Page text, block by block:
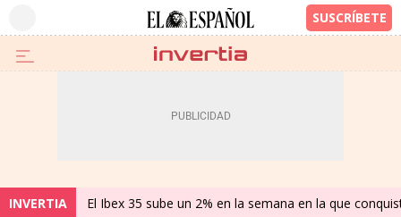
INVERTIA El Ibex 35 sube un 2% en la semana en la que